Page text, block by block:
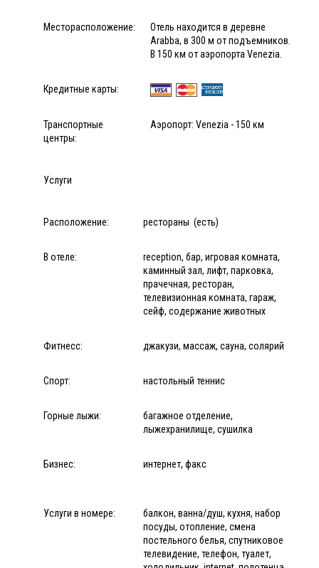
Месторасположение:
Отель находится в деревне
Arabba, в 300 м от подъемников.
В 150 км от аэропорта Venezia.
Кредитные карты:
Транспортные
центры:
Аэропорт: Venezia - 150 км
Услуги
Расположение: рестораны (есть)
В отеле:
reception, бар, игровая комната,
каминный зал, лифт, парковка,
прачечная, ресторан,
телевизионная комната, гараж,
сейф, содержание животных
Фитнесс: джакузи, массаж, сауна, солярий
Спорт: настольный теннис
Горные лыжи:
багажное отделение,
лыжехранилище, сушилка
Бизнес: интернет, факс
Услуги в номере:
балкон, ванна/душ, кухня, набор
посуды, отопление, смена
постельного белья, спутниковое
телевидение, телефон, туалет,